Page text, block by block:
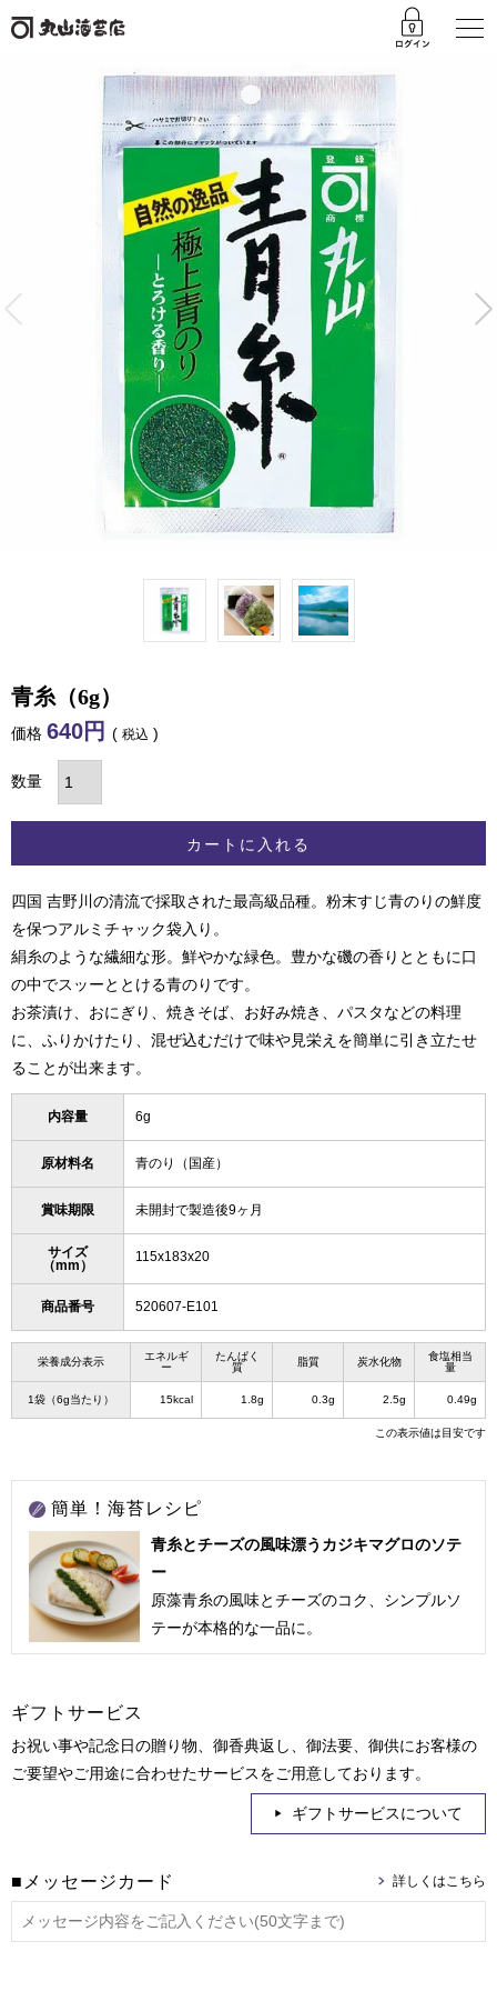
青糸（6g）
価格 640 税込
カートに入れる
四国 吉野川の清流で採取された最高級品種。粉末すじ青のりの鮮度
を保つアルミチャック袋入り。
絹糸のような繊細な形。鮮やかな緑色。豊かな磯の香りとともに口
の中でスッーととける青のりです。
お茶漬け、おにぎり、焼きそば、お好み焼き、パスタなどの料理
に、ふりかけたり、混ぜ込むだけで味や見栄えを簡単に引き立たせ
ることが出来ます。
内容量 6g
原材料名 青のり（国産）
賞味期限 未開封で製造後9ヶ月
サイズ
（mm）
115x183x20
商品番号 520607-E101
栄養成分表示
エネルギ
ー
たんぱく
質
脂質 炭水化物
食塩相当
量
1袋（6g当たり） 15kcal 1.8g 0.3g 2.5g 0.49g
この表示値は目安です
簡単！海苔レシピ
青糸とチーズの風味漂うカジキマグロのソテ
ー
原藻青糸の風味とチーズのコク、シンプルソ
テーが本格的な一品に。
ギフトサービス
お祝い事や記念日の贈り物、御香典返し、御法要、御供にお客様の
ご要望やご用途に合わせたサービスをご用意しております。
ギフトサービスについて
■メッセージカード